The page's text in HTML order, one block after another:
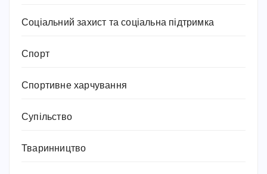
Соціальний захист та соціальна підтримка
Спорт
Спортивне харчування
Супільство
Тваринництво